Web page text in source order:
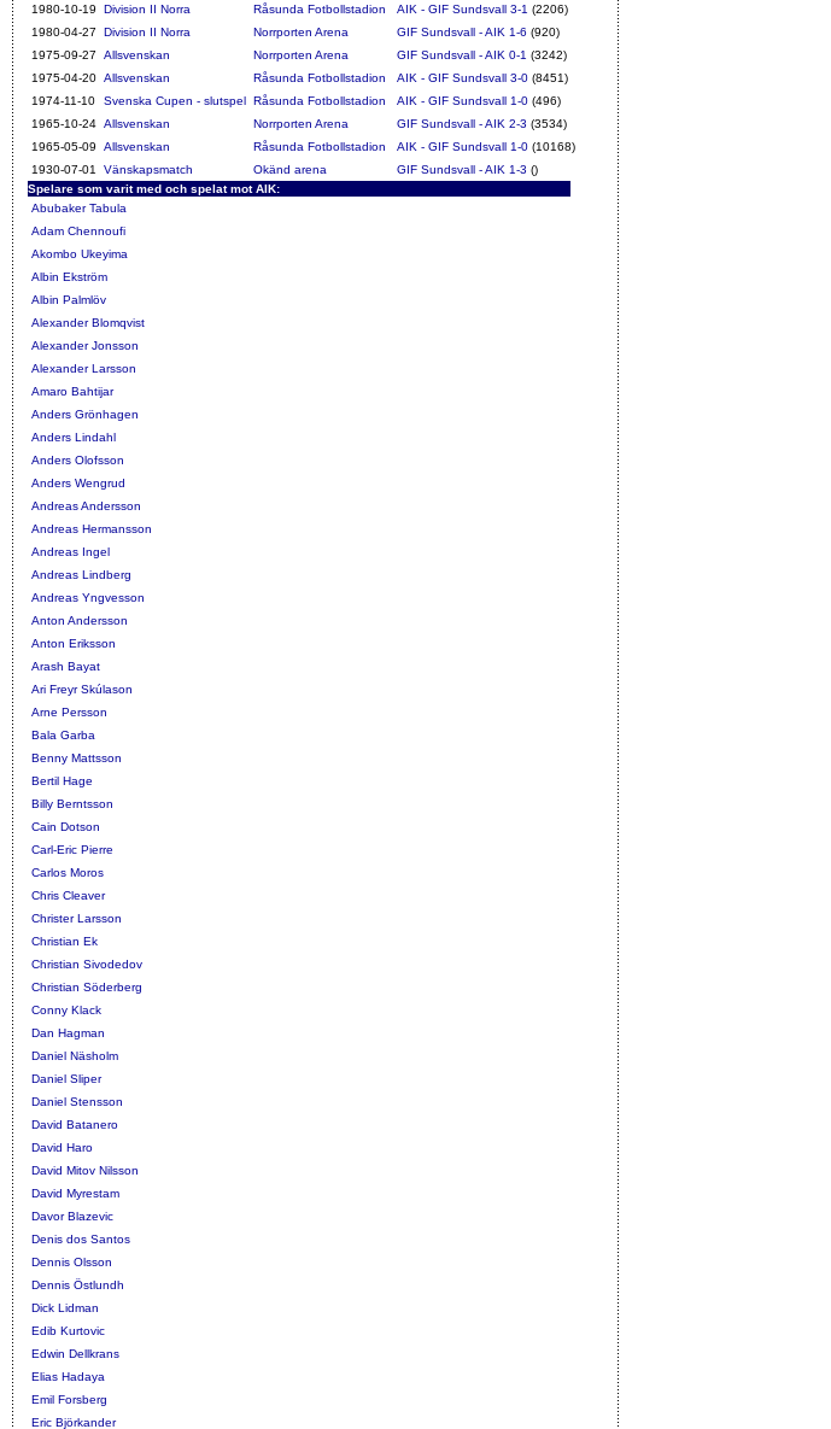
1980-10-19
Division II Norra Råsunda Fotbollstadion AIK - GIF Sundsvall 3-1 (2206)
1980-04-27
Division II Norra Norrporten Arena GIF Sundsvall - AIK 1-6 (920)
1975-09-27
Allsvenskan Norrporten Arena GIF Sundsvall - AIK 0-1 (3242)
1975-04-20 Allsvenskan Råsunda Fotbollstadion AIK - GIF Sundsvall 3-0 (8451)
1974-11-10
Svenska Cupen - slutspel Råsunda Fotbollstadion AIK - GIF Sundsvall 1-0 (496)
1965-10-24 Allsvenskan Norrporten Arena GIF Sundsvall - AIK 2-3 (3534)
1965-05-09
Allsvenskan Råsunda Fotbollstadion AIK - GIF Sundsvall 1-0 (10168)
1930-07-01
Vänskapsmatch Okänd arena GIF Sundsvall - AIK 1-3 ()
Spelare som varit med och spelat mot AIK:
Abubaker Tabula
Adam Chennoufi
Akombo Ukeyima
Albin Ekström
Albin Palmlöv
Alexander Blomqvist
Alexander Jonsson
Alexander Larsson
Amaro Bahtijar
Anders Grönhagen
Anders Lindahl
Anders Olofsson
Anders Wengrud
Andreas Andersson
Andreas Hermansson
Andreas Ingel
Andreas Lindberg
Andreas Yngvesson
Anton Andersson
Anton Eriksson
Arash Bayat
Ari Freyr Skúlason
Arne Persson
Bala Garba
Benny Mattsson
Bertil Hage
Billy Berntsson
Cain Dotson
Carl-Eric Pierre
Carlos Moros
Chris Cleaver
Christer Larsson
Christian Ek
Christian Sivodedov
Christian Söderberg
Conny Klack
Dan Hagman
Daniel Näsholm
Daniel Sliper
Daniel Stensson
David Batanero
David Haro
David Mitov Nilsson
David Myrestam
Davor Blazevic
Denis dos Santos
Dennis Olsson
Dennis Östlundh
Dick Lidman
Edib Kurtovic
Edwin Dellkrans
Elias Hadaya
Emil Forsberg
Eric Björkander